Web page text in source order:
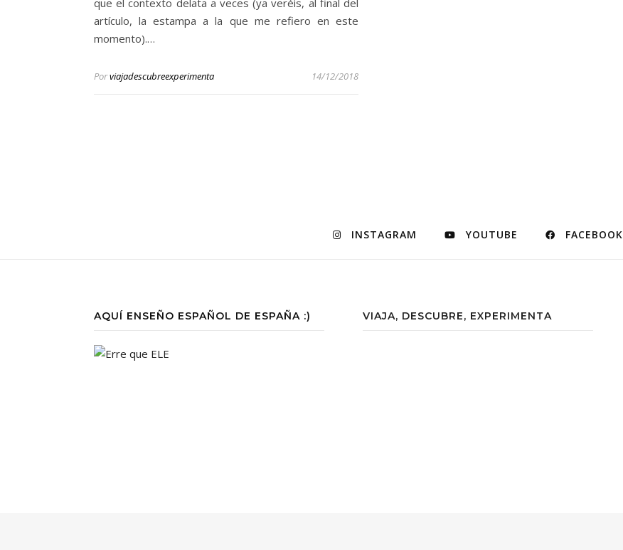
que el contexto delata a veces (ya veréis, al final del
artículo, la estampa a la que me refiero en este
momento).…
Porviajadescubreexperimenta 14/12/2018
INSTAGRAM YOUTUBE FACEBOOK
AQUÍ ENSEÑO ESPAÑOL DE ESPAÑA :) VIAJA, DESCUBRE, EXPERIMENTA